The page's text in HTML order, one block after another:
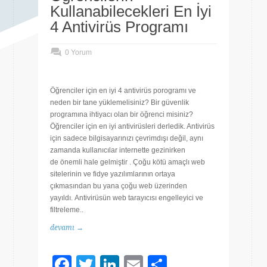
Kullanabilecekleri En İyi
4 Antivirüs Programı
0 Yorum
Öğrenciler için en iyi 4 antivirüs porogramı ve
neden bir tane yüklemelisiniz? Bir güvenlik
programına ihtiyacı olan bir öğrenci misiniz?
Öğrenciler için en iyi antivirüsleri derledik. Antivirüs
için sadece bilgisayarınızı çevrimdışı değil, aynı
zamanda kullanıcılar internette gezinirken
de önemli hale gelmiştir . Çoğu kötü amaçlı web
sitelerinin ve fidye yazılımlarının ortaya
çıkmasından bu yana çoğu web üzerinden
yayıldı. Antivirüsün web tarayıcısı engelleyici ve
filtreleme..
devamı →